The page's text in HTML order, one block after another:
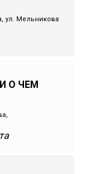
ул. Мельникова
О ЧЕМ